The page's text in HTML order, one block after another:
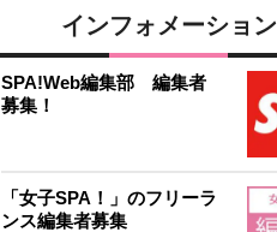
インフォメーション
SPA!Web編集部 編集者
募集！
「女子SPA！」のフリーラ
ンス編集者募集